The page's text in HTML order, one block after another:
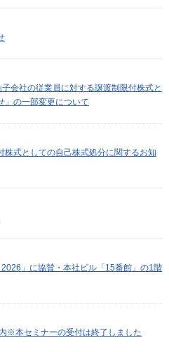
会社の従業員に対する譲渡制限付株式と
」の一部変更について
株式としての自己株式処分に関するお知
」に協賛・本社ビル「15番館」の1階
※本セミナーの受付は終了しました